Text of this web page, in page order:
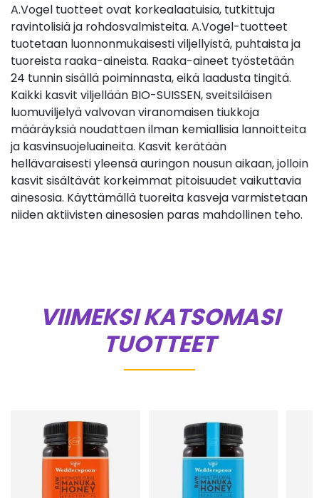
A.Vogel tuotteet ovat korkealaatuisia, tutkittuja
ravintolisiä ja rohdosvalmisteita. A.Vogel-tuotteet
tuotetaan luonnonmukaisesti viljellyistä, puhtaista ja
tuoreista raaka-aineista. Raaka-aineet työstetään
24 tunnin sisällä poiminnasta, eikä laadusta tingitä.
Kaikki kasvit viljellään BIO-SUISSEN, sveitsiläisen
luomuviljelyä valvovan viranomaisen tiukkoja
määräyksiä noudattaen ilman kemiallisia lannoitteita
ja kasvinsuojeluaineita. Kasvit kerätään
hellävaraisesti yleensä auringon nousun aikaan, jolloin
kasvit sisältävät korkeimmat pitoisuudet vaikuttavia
ainesosia. Käyttämällä tuoreita kasveja varmistetaan
niiden aktiivisten ainesosien paras mahdollinen teho.
VIIMEKSI KATSOMASI
TUOTTEET